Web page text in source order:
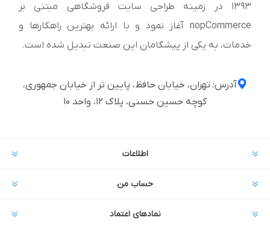
1393 در زمینه طراحی سایت فروشگاهی مبتنی بر
nopCommerce آغاز نمود و با ارائه بهترین راهکارها و
خدمات، به یکی از پیشگامان این صنعت تبدیل شده است.
آدرس: تهران، خیابان حافظ، پایین تر از خیابان جمهوری،
کوچه حسین حسنی، پلاک ۱۲، واحد ۱۰
اطلاعات
حساب من
نمادهای اعتماد